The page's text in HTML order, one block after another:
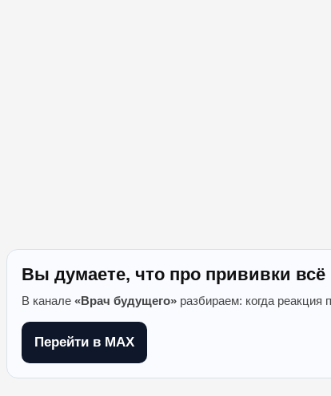
Вы думаете, что про прививки всё
В канале «Врач будущего» разбираем: когда реакция
Перейти в MAX